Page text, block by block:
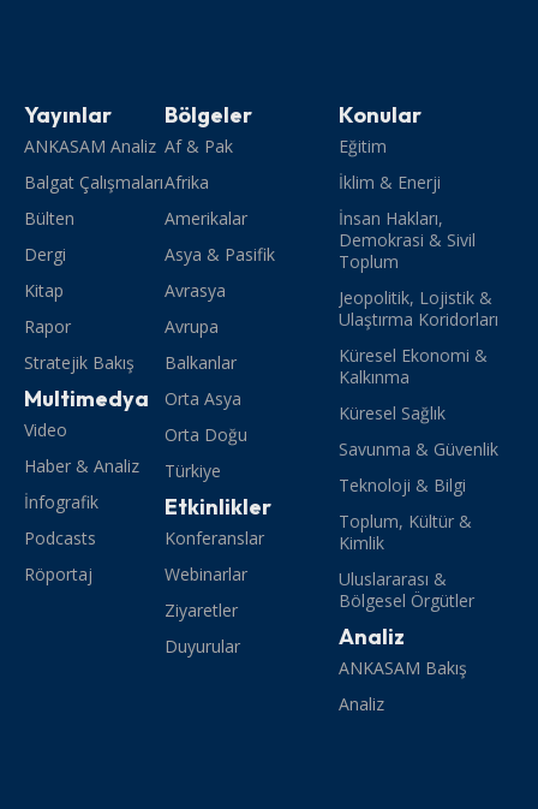
Yayınlar
ANKASAM Analiz
Balgat Çalışmaları
Bülten
Dergi
Kitap
Rapor
Stratejik Bakış
Multimedya
Video
Haber & Analiz
İnfografik
Podcasts
Röportaj
Bölgeler
Af & Pak
Afrika
Amerikalar
Asya & Pasifik
Avrasya
Avrupa
Balkanlar
Orta Asya
Orta Doğu
Türkiye
Etkinlikler
Konferanslar
Webinarlar
Ziyaretler
Duyurular
Konular
Eğitim
İklim & Enerji
İnsan Hakları,
Demokrasi & Sivil
Toplum
Jeopolitik, Lojistik &
Ulaştırma Koridorları
Küresel Ekonomi &
Kalkınma
Küresel Sağlık
Savunma & Güvenlik
Teknoloji & Bilgi
Toplum, Kültür &
Kimlik
Uluslararası &
Bölgesel Örgütler
Analiz
ANKASAM Bakış
Analiz